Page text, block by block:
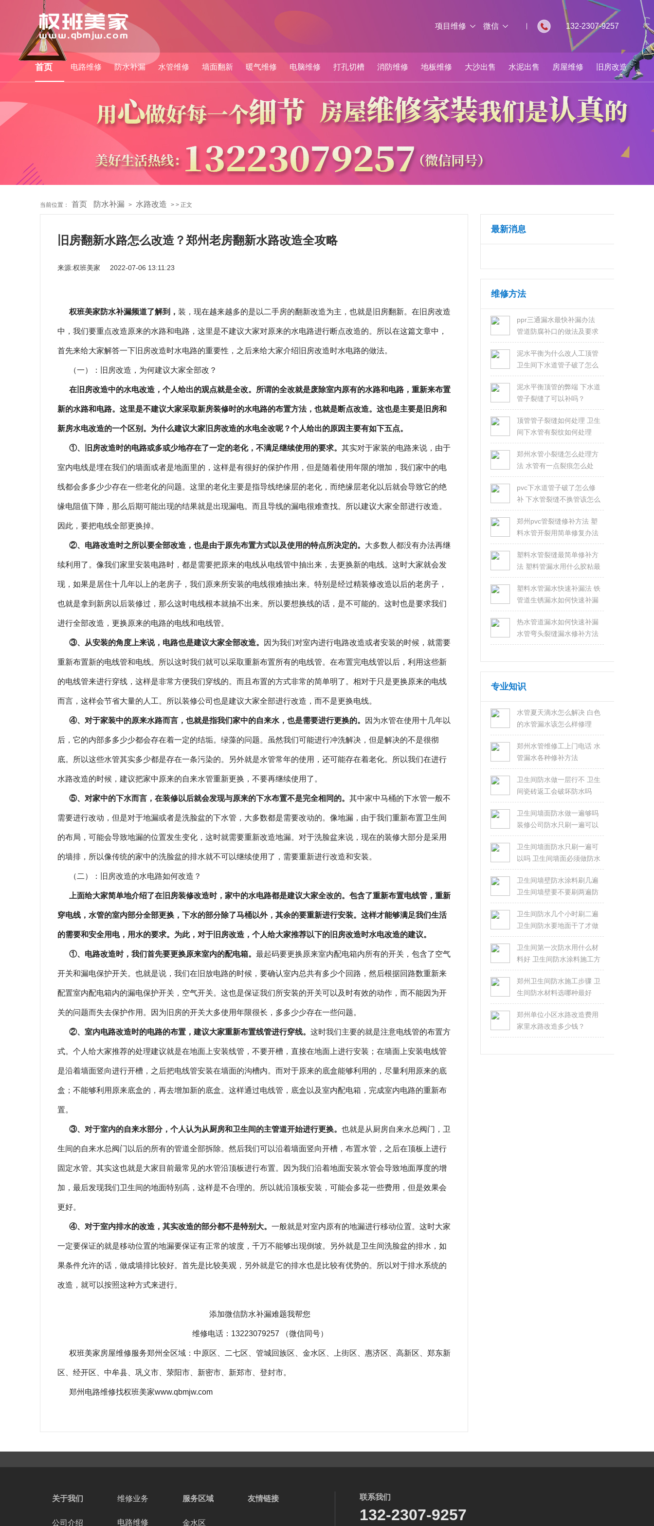
项目维修 微信 132-2307-9257
首页 电路维修 防水补漏 水管维修 墙面翻新 暖气维修 电脑维修 打孔切槽 消防维修 地板维修 大沙出售 水泥出售 房屋维修 旧房改造
当前位置： 首页 防水补漏 > 水路改造 > > 正文
旧房翻新水路怎么改造？郑州老房翻新水路改造全攻略
来源:权班美家 2022-07-06 13:11:23
权班美家防水补漏频道了解到， 装，现在越来越多的是以二手房的翻新改造为主，也就是旧房翻新。在旧房改造
中，我们要重点改造原来的水路和电路，这里是不建议大家对原来的水电路进行断点改造的。所以在这篇文章中，
首先来给大家解答一下旧房改造时水电路的重要性 ，之后来给大家介绍旧房改造时水电路的做法。
（一）：旧房改造，为何建议大家全部改？
在旧房改造中的水电改造，个人给出的观点就是全改。所谓的全改就是废除室内原有的水路和电路，重新来布置
新的水路和电路。这里是不建议大家采取新房装修时的水电路的布置方法，也就是断点改造。这也是主要是旧房和
新房水电改造的一个区别。为什么建议大家旧房改造的水电全改呢？个人给出的原因主要有如下五点。
①、旧房改造时的电路或多或少地存在了一定的老化，不满足继续使用的要求。 其实对于家装的电路来说，由于
室内电线是埋在我们的墙面或者是地面里的，这样是有很好的保护作用，但是随着使用年限的增加，我们家中的电
线都会多多少少存在一些老化的问题。这里的老化主要是指导线绝缘层的老化，而绝缘层老化以后就会导致它的绝
缘电阻值下降，那么后期可能出现的结果就是出现漏电。而且导线的漏电很难查找。所以建议大家全部进行改造。
因此，要把电线全部更换掉。
②、电路改造时之所以要全部改造，也是由于原先布置方式以及使用的特点所决定的。 大多数人都没有办法再继
续利用了。像我们家里安装电路时，都是需要把原来的电线从电线管中抽出来，去更换新的电线。这时大家就会发
现，如果是居住十几年以上的老房子，我们原来所安装的电线很难抽出来。特别是经过精装修改造以后的老房子，
也就是拿到新房以后装修过，那么这时电线根本就抽不出来。所以要想换线的话，是不可能的。这时也是要求我们
进行全部改造，更换原来的电路的电线和电线管。
③、从安装的角度上来说，电路也是建议大家全部改造。 因为我们对室内进行电路改造或者安装的时候，就需要
重新布置新的电线管和电线。所以这时我们就可以采取重新布置所有的电线管。在布置完电线管以后，利用这些新
的电线管来进行穿线，这样是非常方便我们穿线的。而且布置的方式非常的简单明了。相对于只是更换原来的电线
而言，这样会节省大量的人工。所以装修公司也是建议大家全部进行改造，而不是更换电线。
④、对于家装中的原来水路而言，也就是指我们家中的自来水，也是需要进行更换的。 因为水管在使用十几年以
后，它的内部多多少少都会存在着一定的结垢。绿藻的问题。虽然我们可能进行冲洗解决，但是解决的不是很彻
底。所以这些水管其实多少都是存在一条污染的。另外就是水管常年的使用，还可能存在着老化。所以我们在进行
水路改造的时候，建议把家中原来的自来水管重新更换，不要再继续使用了。
⑤、对家中的下水而言，在装修以后就会发现与原来的下水布置不是完全相同的。 其中家中马桶的下水管一般不
需要进行改动，但是对于地漏或者是洗脸盆的下水管，大多数都是需要改动的。像地漏，由于我们重新布置卫生间
的布局，可能会导致地漏的位置发生变化，这时就需要重新改造地漏。对于洗脸盆来说，现在的装修大部分是采用
的墙排，所以像传统的家中的洗脸盆的排水就不可以继续使用了，需要重新进行改造和安装。
（二）：旧房改造的水电路如何改造？
上面给大家简单地介绍了在旧房装修改造时，家中的水电路都是建议大家全改的。包含了重新布置电线管，重新
穿电线，水管的室内部分全部更换，下水的部分除了马桶以外，其余的要重新进行安装。这样才能够满足我们生活
的需要和安全用电，用水的要求。为此，对于旧房改造，个人给大家推荐以下的旧房改造时水电改造的建议。
①、电路改造时，我们首先要更换原来室内的配电箱。 最起码要更换原来室内配电箱内所有的开关，包含了空气
开关和漏电保护开关。也就是说，我们在旧放电路的时候，要确认室内总共有多少个回路，然后根据回路数重新来
配置室内配电箱内的漏电保护开关，空气开关。这也是保证我们所安装的开关可以及时有效的动作，而不能因为开
关的问题而失去保护作用。因为旧房的开关大多使用年限很长，多多少少存在一些问题。
②、室内电路改造时的电路的布置，建议大家重新布置线管进行穿线。 这时我们主要的就是注意电线管的布置方
式。个人给大家推荐的处理建议就是在地面上安装线管，不要开槽，直接在地面上进行安装；在墙面上安装电线管
是沿着墙面竖向进行开槽，之后把电线管安装在墙面的沟槽内。而对于原来的底盒能够利用的，尽量利用原来的底
盒；不能够利用原来底盒的，再去增加新的底盒。这样通过电线管，底盒以及室内配电箱，完成室内电路的重新布
置。
③、对于室内的自来水部分，个人认为从厨房和卫生间的主管道开始进行更换。 也就是从厨房自来水总阀门，卫
生间的自来水总阀门以后的所有的管道全部拆除。然后我们可以沿着墙面竖向开槽，布置水管，之后在顶板上进行
固定水管。其实这也就是大家目前最常见的水管沿顶板进行布置。因为我们沿着地面安装水管会导致地面厚度的增
加，最后发现我们卫生间的地面特别高，这样是不合理的。所以就沿顶板安装，可能会多花一些费用，但是效果会
更好。
④、对于室内排水的改造，其实改造的部分都不是特别大。 一般就是对室内原有的地漏进行移动位置。这时大家
一定要保证的就是移动位置的地漏要保证有正常的坡度，千万不能够出现倒坡。另外就是卫生间洗脸盆的排水，如
果条件允许的话，做成墙排比较好。首先是比较美观，另外就是它的排水也是比较有优势的。所以对于排水系统的
改造，就可以按照这种方式来进行。
添加微信防水补漏难题我帮您
维修电话：13223079257 （微信同号）
权班美家房屋维修服务郑州全区域：中原区、二七区、管城回族区、金水区、上街区、惠济区、高新区、郑东新
区、经开区、中牟县、巩义市、荥阳市、新密市、新郑市、登封市。
郑州电路维修找权班美家www.qbmjw.com
最新消息
维修方法
ppr三通漏水最快补漏办法
管道防腐补口的做法及要求
泥水平衡为什么改人工顶管
卫生间下水道管子破了怎么
修？
泥水平衡顶管的弊端 下水道
管子裂缝了可以补吗？
顶管管子裂缝如何处理 卫生
间下水管有裂纹如何处理
郑州水管小裂缝怎么处理方
法 水管有一点裂痕怎么处
理？
pvc下水道管子破了怎么修
补 下水管裂缝不换管该怎么
修？
郑州pvc管裂缝修补方法 塑
料水管开裂用简单修复办法
塑料水管裂缝最简单修补方
法 塑料管漏水用什么胶粘最
好
塑料水管漏水快速补漏法 铁
管道生锈漏水如何快速补漏
热水管道漏水如何快速补漏
水管弯头裂缝漏水修补方法
专业知识
水管夏天滴水怎么解决 白色
的水管漏水该怎么样修理
郑州水管维修工上门电话 水
管漏水各种修补方法
卫生间防水做一层行不 卫生
间瓷砖返工会破坏防水吗
卫生间墙面防水做一遍够吗
装修公司防水只刷一遍可以
吗
卫生间墙面防水只刷一遍可
以吗 卫生间墙面必须做防水
吗？
卫生间墙壁防水涂料刷几遍
卫生间墙壁要不要刷两遍防
水
卫生间防水几个小时刷二遍
卫生间防水要地面干了才做
吗
卫生间第一次防水用什么材
料好 卫生间防水涂料施工方
法
郑州卫生间防水施工步骤 卫
生间防水材料选哪种最好
郑州单位小区水路改造费用
家里水路改造多少钱？
关于我们
公司介绍
维修业务
电路维修
服务区域
金水区
友情链接 联系我们
132-2307-9257